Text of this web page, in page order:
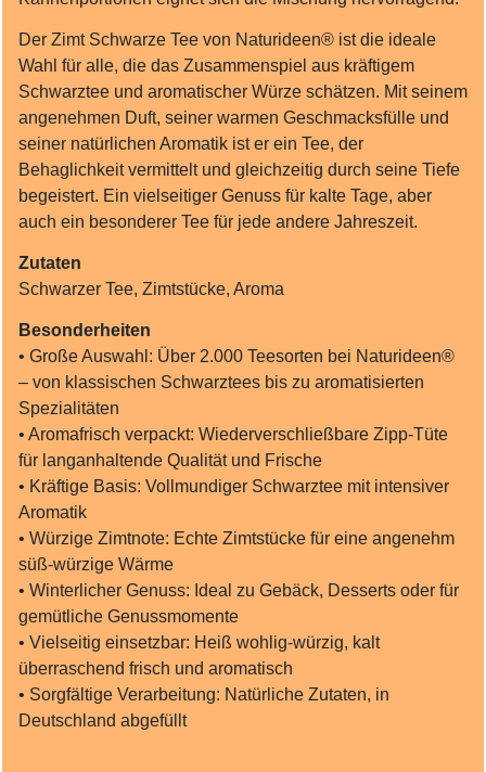
Der Zimt Schwarze Tee von Naturideen® ist die ideale
Wahl für alle, die das Zusammenspiel aus kräftigem
Schwarztee und aromatischer Würze schätzen. Mit seinem
angenehmen Duft, seiner warmen Geschmacksfülle und
seiner natürlichen Aromatik ist er ein Tee, der
Behaglichkeit vermittelt und gleichzeitig durch seine Tiefe
begeistert. Ein vielseitiger Genuss für kalte Tage, aber
auch ein besonderer Tee für jede andere Jahreszeit.
Zutaten
Schwarzer Tee, Zimtstücke, Aroma
Besonderheiten
• Große Auswahl: Über 2.000 Teesorten bei Naturideen®
– von klassischen Schwarztees bis zu aromatisierten
Spezialitäten
• Aromafrisch verpackt: Wiederverschließbare Zipp‑Tüte
für langanhaltende Qualität und Frische
• Kräftige Basis: Vollmundiger Schwarztee mit intensiver
Aromatik
• Würzige Zimtnote: Echte Zimtstücke für eine angenehm
süß‑würzige Wärme
• Winterlicher Genuss: Ideal zu Gebäck, Desserts oder für
gemütliche Genussmomente
• Vielseitig einsetzbar: Heiß wohlig‑würzig, kalt
überraschend frisch und aromatisch
• Sorgfältige Verarbeitung: Natürliche Zutaten, in
Deutschland abgefüllt